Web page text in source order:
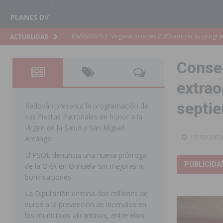
PLANES DV
ACTUALIDAD [ 06/08/2026 ] La Diputación de Alicante inyectará
Patronales 2026
SAN MIGUEL DE SALINAS
[ 06/08/2026 ] La Escuela Municipal de Música de
curso 2026-2027
MONTESINOS
[ 06/08/2026 ]
Convocado el XXVII Concurso de
[ 06/08/2026 ] Benejúzar vive el verano con una
BENEJUZAR
pedanías
ORIHUELA
17/12/2013
Redován presenta la programación de
sus Fiestas Patronales en honor a la
Virgen de la Salud y San Miguel
Arcángel
El PSOE denuncia una nueva prórroga
de la ORA en Orihuela ‘sin mejoras ni
bonificaciones’
La Diputación destina dos millones de
euros a la prevención de incendios en
los municipios alicantinos, entre ellos